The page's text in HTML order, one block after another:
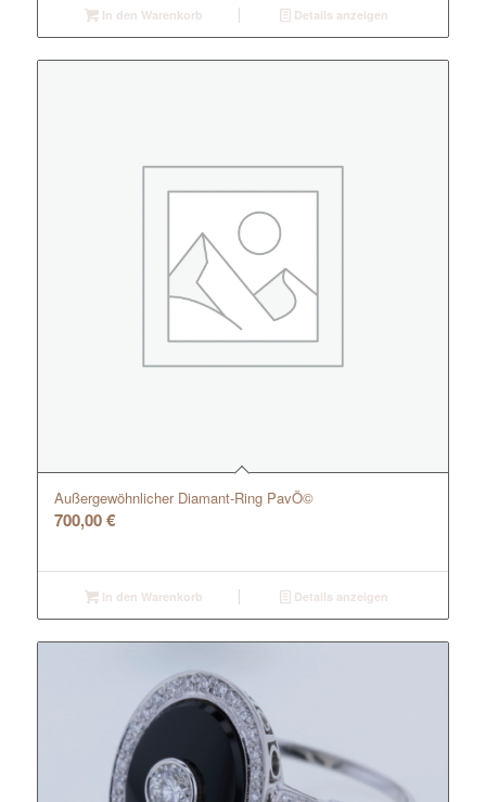
In den Warenkorb Details anzeigen
Außergewöhnlicher Diamant-Ring PavÖ©
700,00€
In den Warenkorb Details anzeigen